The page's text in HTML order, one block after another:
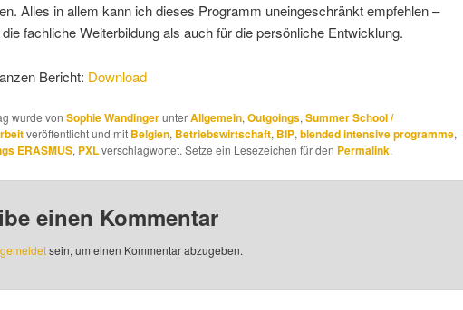
Alles in allem kann ich dieses Programm uneingeschränkt empfehlen –
fachliche Weiterbildung als auch für die persönliche Entwicklung.
Bericht: Download
wurde von Sophie WandingerunterAllgemein, Outgoings, Summer School /
veröffentlicht und mit Belgien, Betriebswirtschaft, BIP, blended intensive programme,
ERASMUS, PXLverschlagwortet. Setze ein Lesezeichen für den Permalink.
einen Kommentar
sein, um einen Kommentar abzugeben.